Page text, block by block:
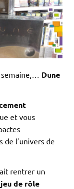
semaine,… Dune
et vous
de l’univers de
rentrer un
jeu de rôle